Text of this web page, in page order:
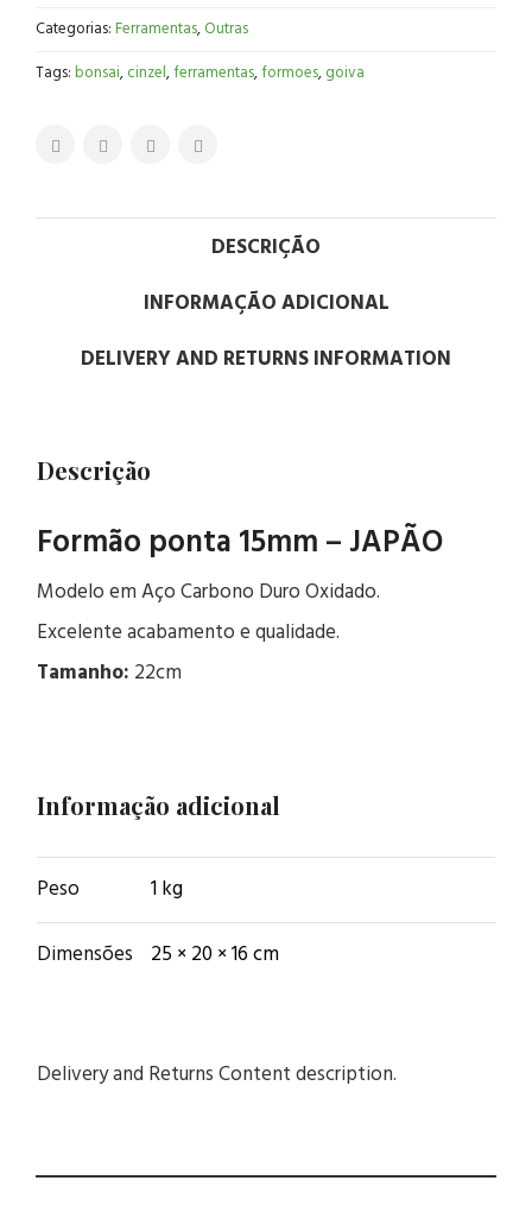
Categorias:Ferramentas,Outras
Tags:bonsai,cinzel,ferramentas,formoes,goiva
DESCRIÇÃO
INFORMAÇÃO ADICIONAL
DELIVERY AND RETURNS INFORMATION
Descrição
Formão ponta 15mm – JAPÃO
Modelo em Aço Carbono Duro Oxidado.
Excelente acabamento e qualidade.
Tamanho: 22cm
Informação adicional
Peso 1 kg
Dimensões 25 × 20 × 16 cm
Delivery and Returns Content description.